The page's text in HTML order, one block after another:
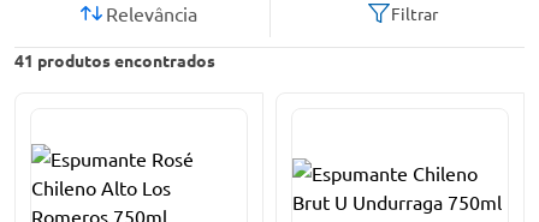
41 produtos encontrados
Relevância Filtrar